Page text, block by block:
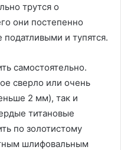
трутся о
они постепенно
податливыми и тупятся.
самостоятельно.
сверло или очень
2 мм), так и
титановые
по золотистому
шлифовальным